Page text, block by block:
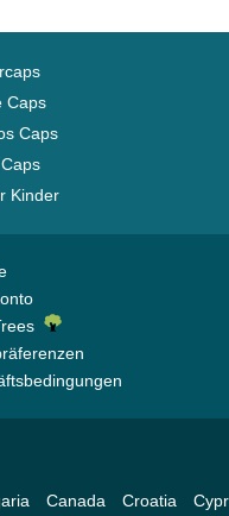
Caps
Caps
Kinder
Canada Croatia